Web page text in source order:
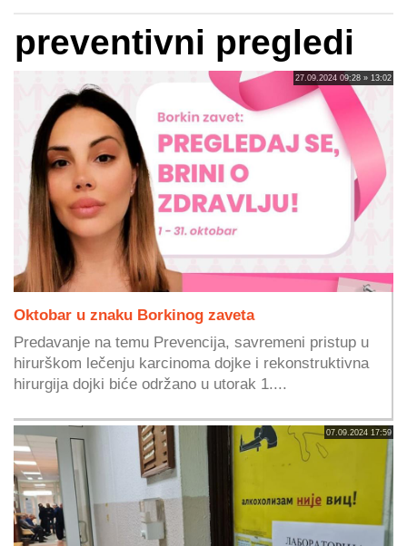
preventivni pregledi
27.09.2024 09:28 » 13:02
Oktobar u znaku Borkinog zaveta
Predavanje na temu Prevencija, savremeni pristup u
hirurškom lečenju karcinoma dojke i rekonstruktivna
hirurgija dojki biće održano u utorak 1....
07.09.2024 17:59